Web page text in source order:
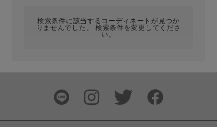
検索条件に該当するコーディネートが見つか
りませんでした。 検索条件を変更してくださ
い。